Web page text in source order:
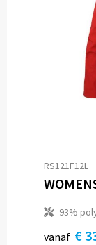
RS121F12L
93%
vanaf €